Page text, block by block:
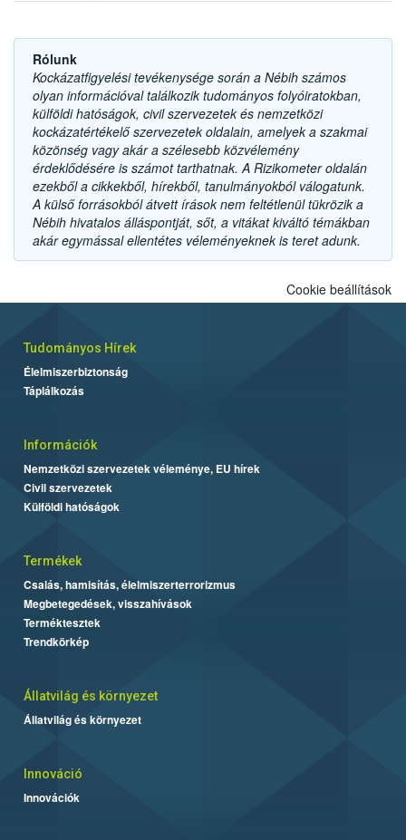
Rólunk
Kockázatfigyelési tevékenysége során a Nébih számos
olyan információval találkozik tudományos folyóiratokban,
külföldi hatóságok, civil szervezetek és nemzetközi
kockázatértékelő szervezetek oldalain, amelyek a szakmai
közönség vagy akár a szélesebb közvélemény
érdeklődésére is számot tarthatnak. A Rizikometer oldalán
ezekből a cikkekből, hírekből, tanulmányokból válogatunk.
A külső forrásokból átvett írások nem feltétlenül tükrözik a
Nébih hivatalos álláspontját, sőt, a vitákat kiváltó témákban
akár egymással ellentétes véleményeknek is teret adunk.
Cookie beállítások
Tudományos Hírek
Élelmiszerbiztonság
Táplálkozás
Információk
Nemzetközi szervezetek véleménye, EU hírek
Civil szervezetek
Külföldi hatóságok
Termékek
Csalás, hamisítás, élelmiszerterrorizmus
Megbetegedések, visszahívások
Terméktesztek
Trendkörkép
Állatvilág és környezet
Állatvilág és környezet
Innováció
Innovációk